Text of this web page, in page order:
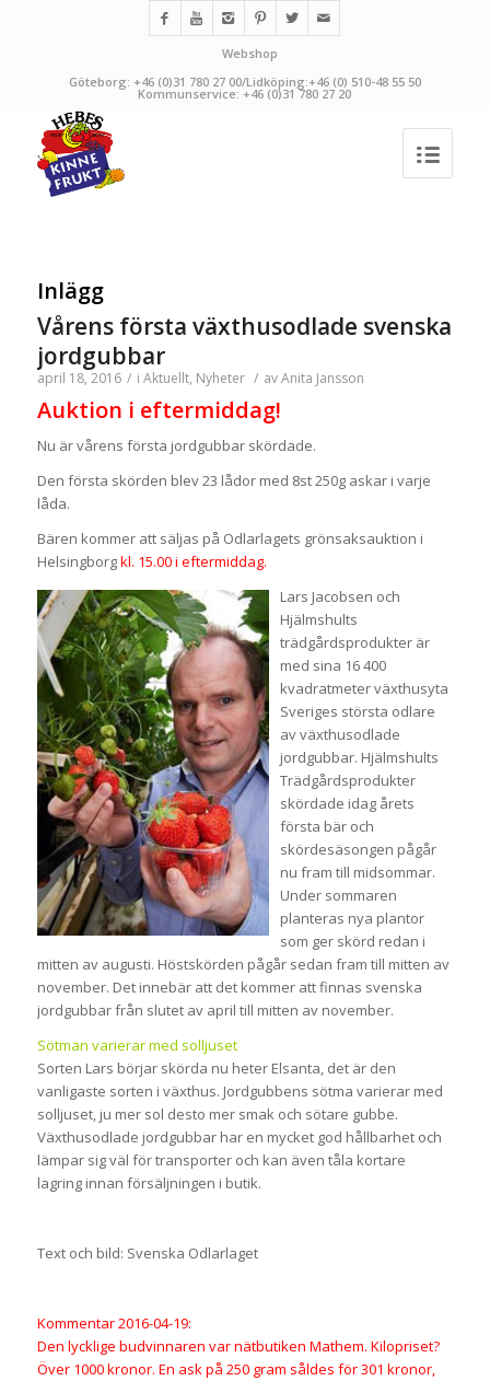
Webshop
Göteborg: +46 (0)31 780 27 00/Lidköping:+46 (0) 510-48 55 50
Kommunservice: +46 (0)31 780 27 20
Inlägg
Vårens första växthusodlade svenska
jordgubbar
april 18, 2016 / i Aktuellt, Nyheter / avAnita Jansson
Auktion i eftermiddag!
Nu är vårens första jordgubbar skördade.
Den första skörden blev 23 lådor med 8st 250g askar i varje
låda.
Bären kommer att säljas på Odlarlagets grönsaksauktion i
Helsingborgkl. 15.00 i eftermiddag.
Lars Jacobsen och
Hjälmshults
trädgårdsprodukter är
med sina 16 400
kvadratmeter växthusyta
Sveriges största odlare
av växthusodlade
jordgubbar. Hjälmshults
Trädgårdsprodukter
skördade idag årets
första bär och
skördesäsongen pågår
nu fram till midsommar.
Under sommaren
planteras nya plantor
som ger skörd redan i
mitten av augusti. Höstskörden pågår sedan fram till mitten av
november. Det innebär att det kommer att finnas svenska
jordgubbar från slutet av april till mitten av november.
Sötman varierar med solljuset
Sorten Lars börjar skörda nu heter Elsanta, det är den
vanligaste sorten i växthus. Jordgubbens sötma varierar med
solljuset, ju mer sol desto mer smak och sötare gubbe.
Växthusodlade jordgubbar har en mycket god hållbarhet och
lämpar sig väl för transporter och kan även tåla kortare
lagring innan försäljningen i butik.
Text och bild: Svenska Odlarlaget
Kommentar 2016-04-19:
Den lycklige budvinnaren var nätbutiken Mathem. Kilopriset?
Över 1000 kronor. En ask på 250 gram såldes för 301 kronor,